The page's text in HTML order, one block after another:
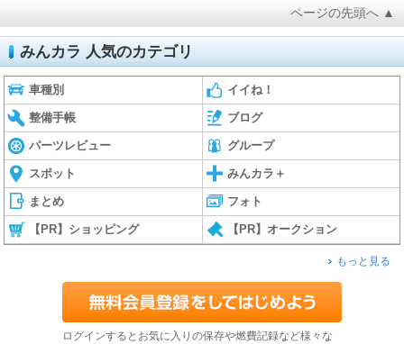
ページの先頭へ ▲
みんカラ 人気のカテゴリ
車種別 イイね！
整備手帳 ブログ
パーツレビュー グループ
スポット みんカラ＋
まとめ フォト
【PR】ショッピング 【PR】オークション
もっと見る
ログインするとお気に入りの保存や燃費記録など様々な